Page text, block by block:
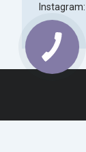
Instagram